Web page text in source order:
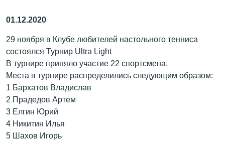
29 ноября в Клубе любителей настольного тенниса
состоялся Турнир Ultra Light
В турнире приняло участие 22 спортсмена.
Места в турнире распределились следующим образом:
1 Бархатов Владислав
2 Прадедов Артем
3 Елгин Юрий
4 Никитин Илья
5 Шахов Игорь